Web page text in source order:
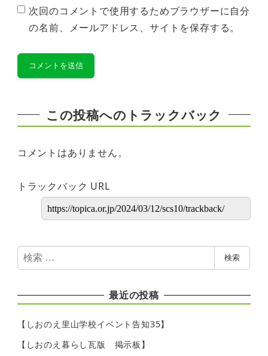
次回のコメントで使用するためブラウザーに自分
の名前、メールアドレス、サイトを保存する。
この投稿へのトラックバック
コメントはありません。
トラックバック URL
検
索
検索
最近の投稿
【しおのえ里山学校イベント告知35】
【しおのえ暮らし瓦版 掲示板】